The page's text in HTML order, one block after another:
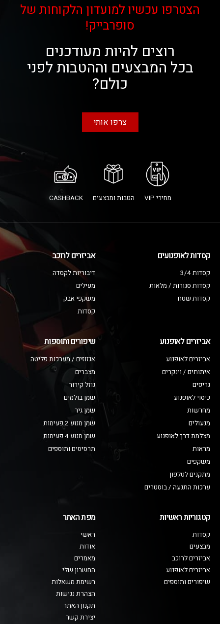
הצטרפו עכשיו למועדון הלקוחות של
סופרבייק!
רוצים להיות מעודכנים
בכל המבצעים וההטבות לפני
כולם?
צרפו אותי
מחירי VIP הטבות ומבצעים CASHBACK
קסדות לאופנועים
קסדות 3/4
קסדות סגורות / מלאות
קסדות שטח
אביזרים לרוכב
דיבוריות לקסדה
מעילים
משקפי אבק
קסדות
אביזרים לאופנוע
אביזרים לאופנוע
איתותים / וינקרים
גריפים
כיסוי לאופנוע
מחרשות
מנעולים
מצלמת דרך לאופנוע
מראות
משקפים
מתקנים לטלפון
ערכות התנעה / בוסטרים
שיפורים ותוספות
אגזוזים / מערכות פליטה
מצברים
נוזל קירור
שמן בולמים
שמן גיר
שמן מנוע 2 פעימות
שמן מנוע 4 פעימות
תרסיסים ותוספים
קטגוריות ראשיות
קסדות
מבצעים
אביזרים לרוכב
אביזרים לאופנוע
שיפורים ותוספים
מפת האתר
ראשי
אודות
מאמרים
החשבון שלי
רשימת משאלות
הצהרת נגישות
תקנון האתר
יצירת קשר